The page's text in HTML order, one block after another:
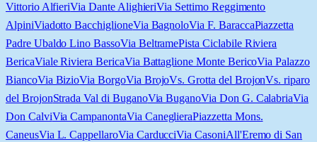
Vittorio AlfieriVia Dante AlighieriVia Settimo Reggimento
AlpiniViadotto BacchiglioneVia BagnoloVia F. BaraccaPiazzetta
Padre Ubaldo Lino BassoVia BeltramePista Ciclabile Riviera
BericaViale Riviera BericaVia Battaglione Monte BericoVia Palazzo
BiancoVia BizioVia BorgoVia BrojoVs. Grotta del BrojonVs. riparo
del BrojonStrada Val di BuganoVia BuganoVia Don G. CalabriaVia
Don CalviVia CampanontaVia CaneglieraPiazzetta Mons.
CaneusVia L. CappellaroVia CarducciVia CasoniAll'Eremo di San